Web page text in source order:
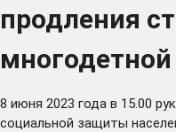
продления
8 июня 2023 года в 15.00
социальной защиты